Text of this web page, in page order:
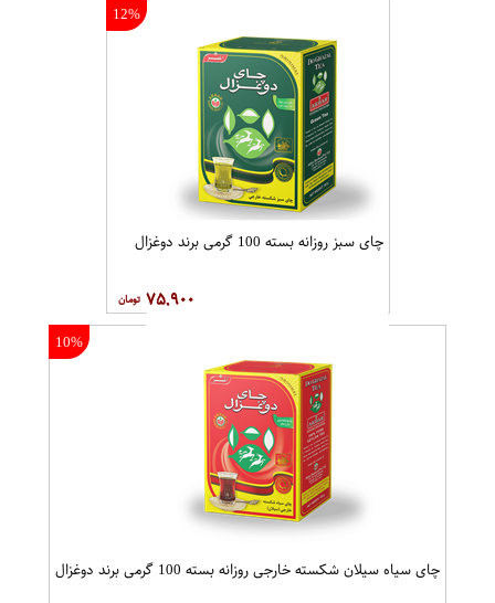
12%
چای سبز روزانه بسته 100 گرمی برند دوغزال
۷۵,۹۰۰
10%
چای سیاه سیلان شکسته خارجی روزانه بسته 100 گرمی برند دوغزال